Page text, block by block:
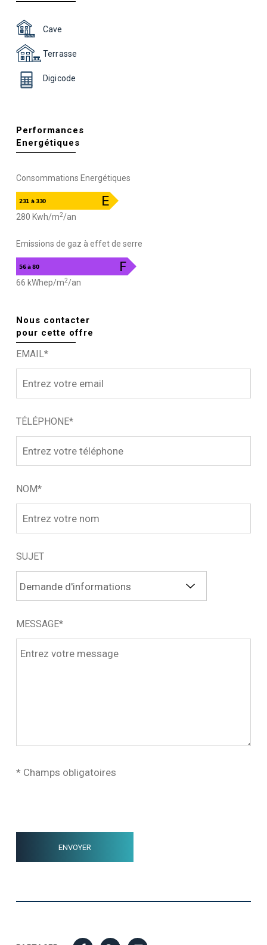
Cave
Terrasse
Digicode
Performances
Energétiques
Consommations Energétiques
280 Kwh/m2/an
Emissions de gaz à effet de serre
66 kWhep/m2/an
Nous contacter
pour cette offre
EMAIL*
TÉLÉPHONE*
NOM*
SUJET
MESSAGE*
* Champs obligatoires